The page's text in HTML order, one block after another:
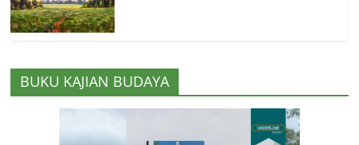
BUKU KAJIAN BUDAYA